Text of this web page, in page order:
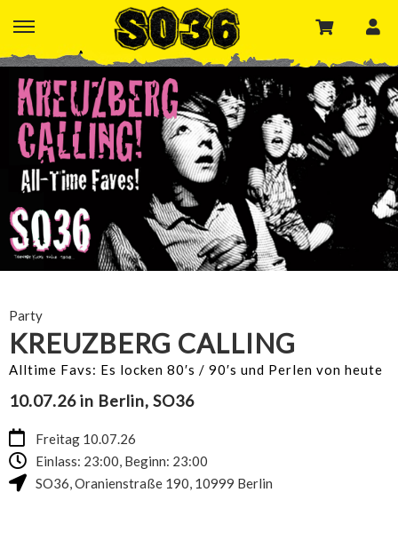
Party
KREUZBERG CALLING
Alltime Favs: Es locken 80′s / 90′s und Perlen von heute
10.07.26 in Berlin, SO36
Freitag 10.07.26
Einlass: 23:00, Beginn: 23:00
SO36,Oranienstraße 190, 10999 Berlin